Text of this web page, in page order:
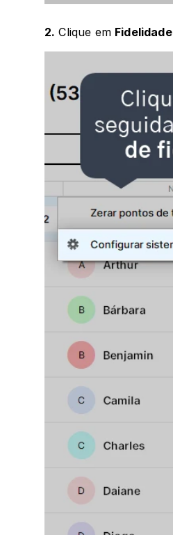
2. Clique em Fidelidade